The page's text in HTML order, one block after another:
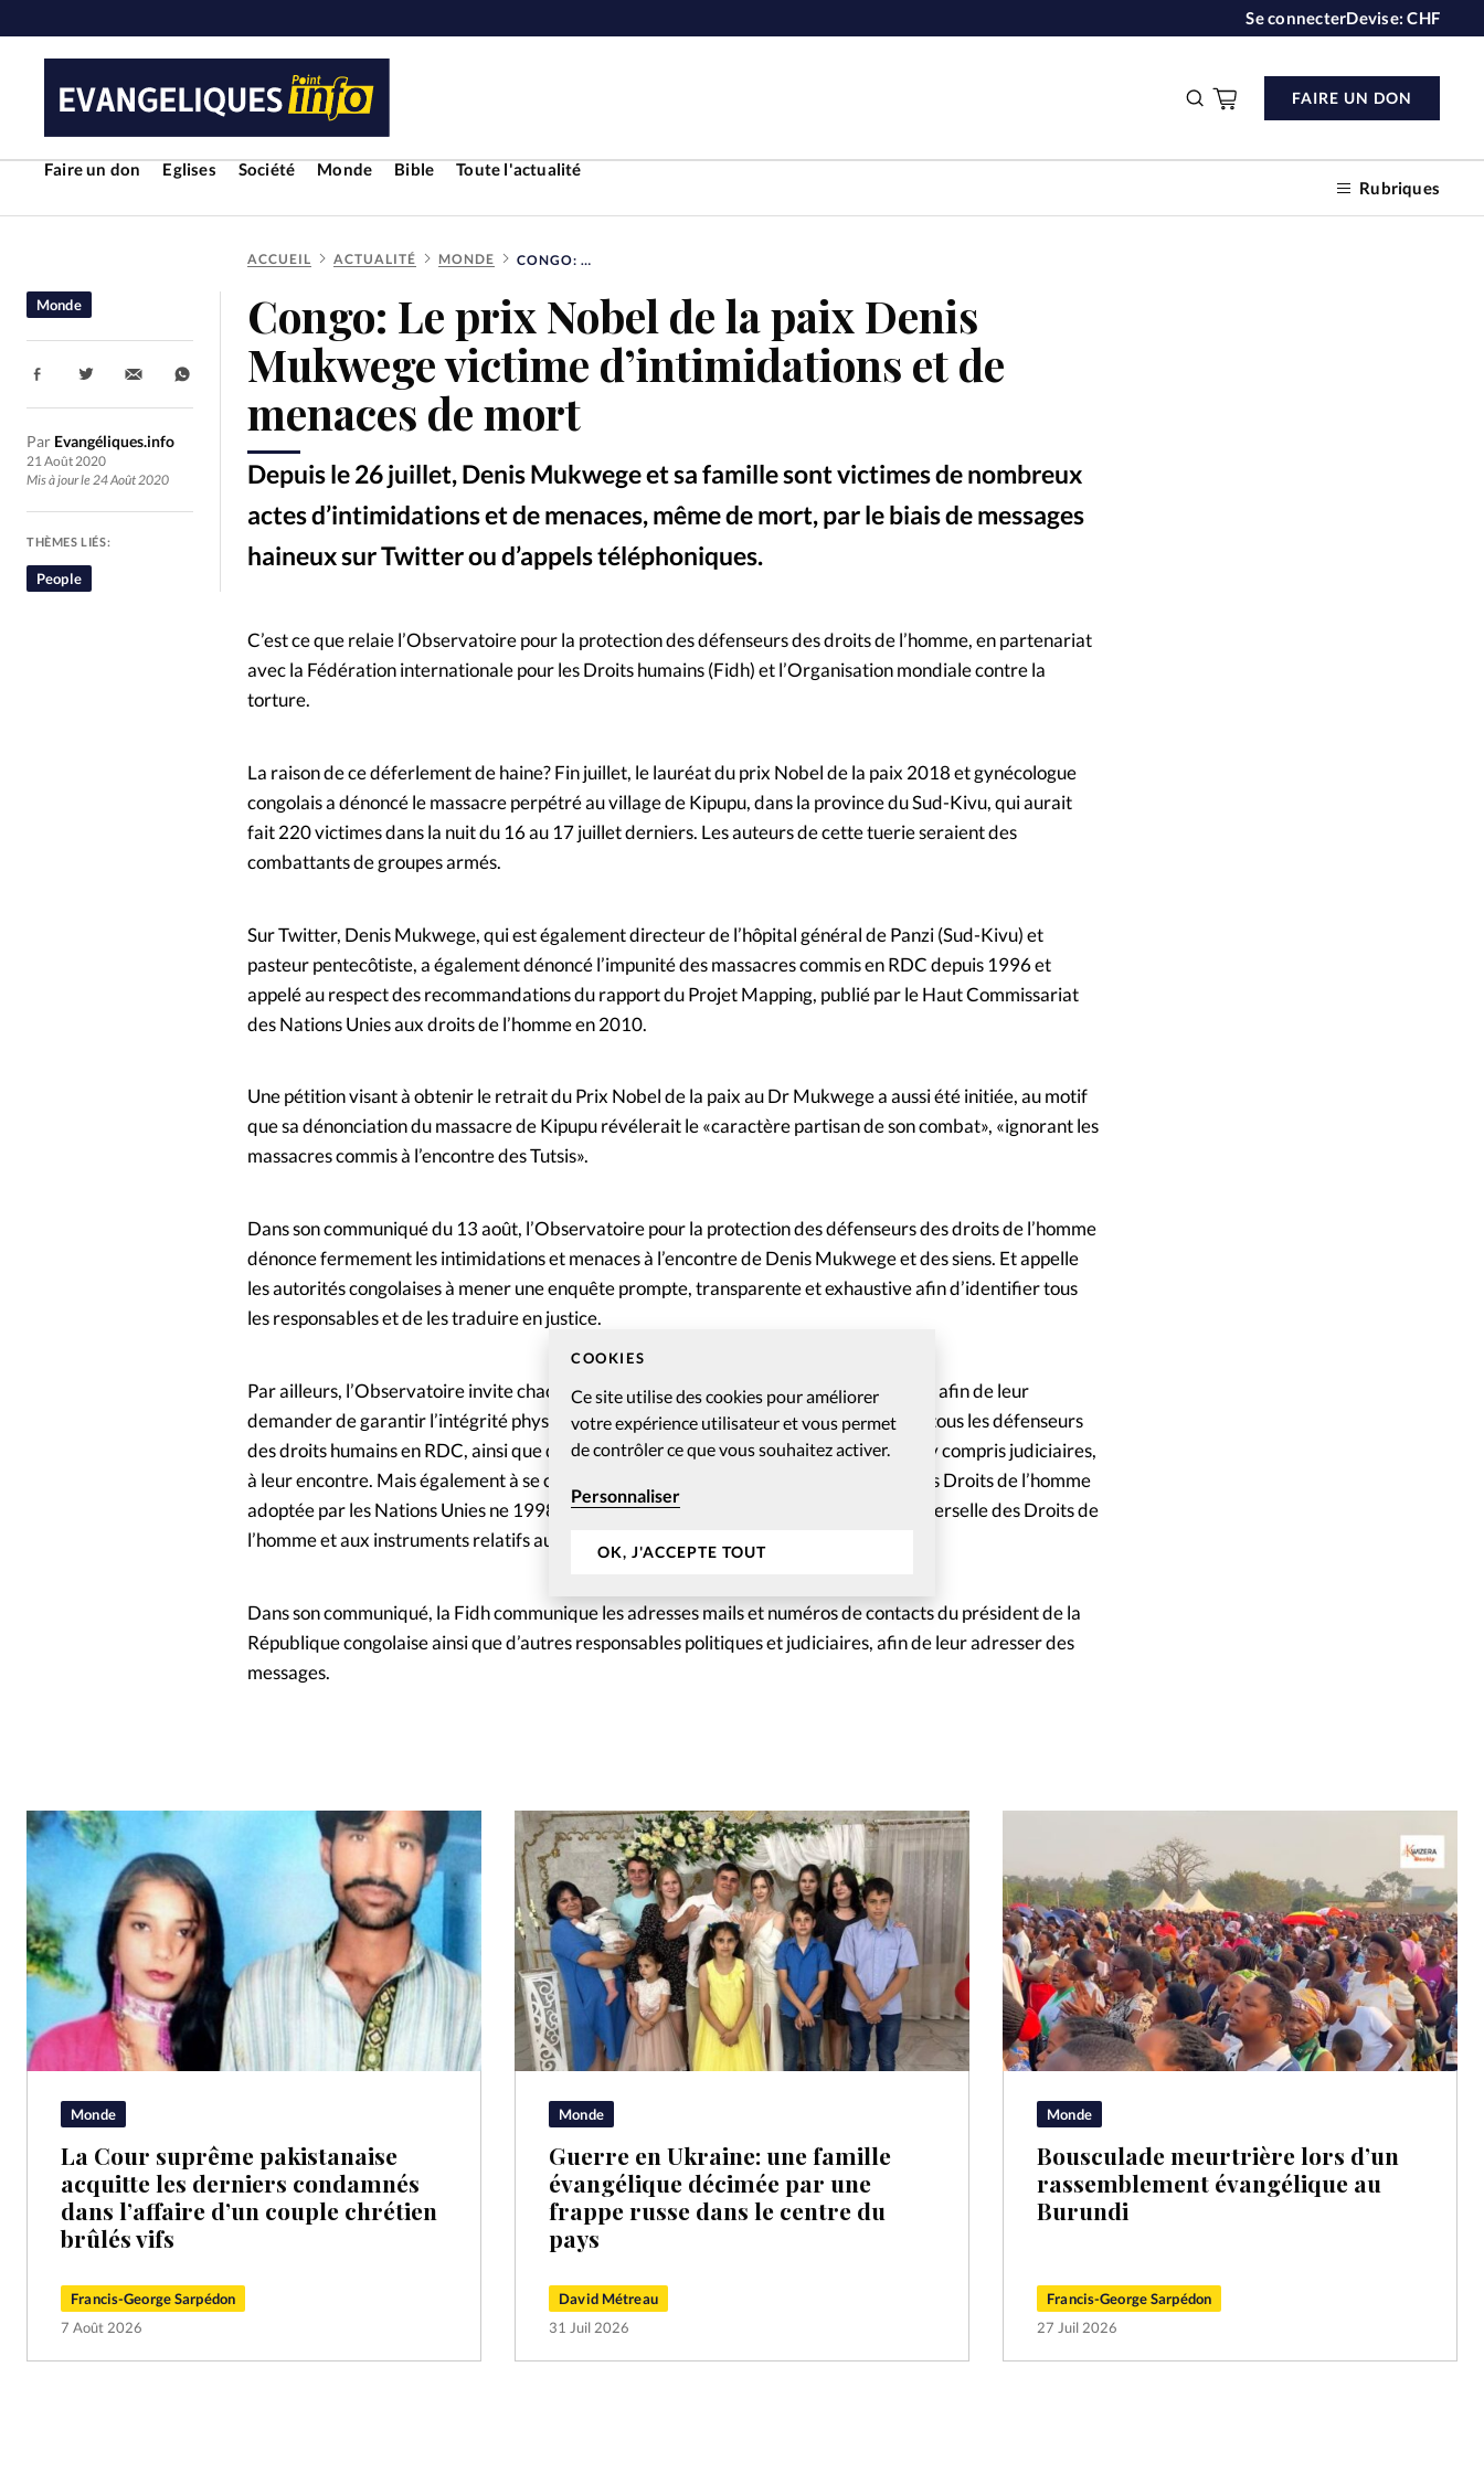
COOKIES
Ce site utilise des cookies pour améliorer
votre expérience utilisateur et vous permet
de contrôler ce que vous souhaitez activer.
Personnaliser
OK, J'ACCEPTE TOUT
Se connecterDevise:CHF
Faire un don Eglises Société Monde Bible
Toute l'actualité
Rubriques
FAIRE UN DON
RUBRIQUES
Toute l'actualité Bible
Culture
Economie
Eglises Histoire
Laicité
Liberté religieuse
Mission
Monde
People
Politique Religions Société
Faire un don
La rédaction
Mon compte
Nous contacter
ACCUEIL ACTUALITÉ MONDE CONGO: LE PRIX NOBEL DE LA PAIX DENIS MUKWEGE VICTIME D’INTIMIDATIONS ET DE MENACES DE MORT
Congo: Le prix Nobel de la paix Denis
Mukwege victime d’intimidations et de
menaces de mort
Depuis le 26 juillet, Denis Mukwege et sa famille sont victimes de nombreux
actes d’intimidations et de menaces, même de mort, par le biais de messages
haineux sur Twitter ou d’appels téléphoniques.
Monde
Par Evangéliques.info
21 Août 2020
Mis à jour le 24 Août 2020
Partager:
THÈMES LIÉS:
People
C’est ce que relaie l’Observatoire pour la protection des défenseurs des droits de l’homme, en partenariat
avec la Fédération internationale pour les Droits humains (Fidh) et l’Organisation mondiale contre la
torture.
La raison de ce déferlement de haine? Fin juillet, le lauréat du prix Nobel de la paix 2018 et gynécologue
congolais a dénoncé le massacre perpétré au village de Kipupu, dans la province du Sud-Kivu, qui aurait
fait 220 victimes dans la nuit du 16 au 17 juillet derniers. Les auteurs de cette tuerie seraient des
combattants de groupes armés.
Sur Twitter, Denis Mukwege, qui est également directeur de l’hôpital général de Panzi (Sud-Kivu) et
pasteur pentecôtiste, a également dénoncé l’impunité des massacres commis en RDC depuis 1996 et
appelé au respect des recommandations du rapport du Projet Mapping, publié par le Haut Commissariat
des Nations Unies aux droits de l’homme en 2010.
Une pétition visant à obtenir le retrait du Prix Nobel de la paix au Dr Mukwege a aussi été initiée, au motif
que sa dénonciation du massacre de Kipupu révélerait le «caractère partisan de son combat», «ignorant les
massacres commis à l’encontre des Tutsis».
Dans son communiqué du 13 août, l’Observatoire pour la protection des défenseurs des droits de l’homme
dénonce fermement les intimidations et menaces à l’encontre de Denis Mukwege et des siens. Et appelle
les autorités congolaises à mener une enquête prompte, transparente et exhaustive afin d’identifier tous
les responsables et de les traduire en justice.
Par ailleurs, l’Observatoire invite chacune et chacun à écrire aux autorités congolaises afin de leur
demander de garantir l’intégrité physique et psychologique de Denis Mukwege et de tous les défenseurs
des droits humains en RDC, ainsi que de mettre un terme à tout acte de harcèlement, y compris judiciaires,
à leur encontre. Mais également à se conformer à la Déclaration sur les défenseurs des Droits de l’homme
adoptée par les Nations Unies ne 1998, ainsi qu’aux dispositions de la Déclaration universelle des Droits de
l’homme et aux instruments relatifs aux droits humains ratifiés par la RDC.
Dans son communiqué, la Fidh communique les adresses mails et numéros de contacts du président de la
République congolaise ainsi que d’autres responsables politiques et judiciaires, afin de leur adresser des
messages.
Monde
La Cour suprême pakistanaise
acquitte les derniers condamnés
dans l’affaire d’un couple chrétien
brûlés vifs
Francis-George Sarpédon
7 Août 2026
Monde
Guerre en Ukraine: une famille
évangélique décimée par une
frappe russe dans le centre du
pays
David Métreau
31 Juil 2026
Monde
Bousculade meurtrière lors d’un
rassemblement évangélique au
Burundi
Francis-George Sarpédon
27 Juil 2026